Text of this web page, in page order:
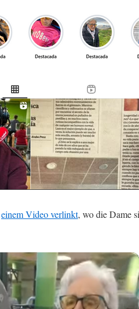
einem Video verlinkt, wo die Dame